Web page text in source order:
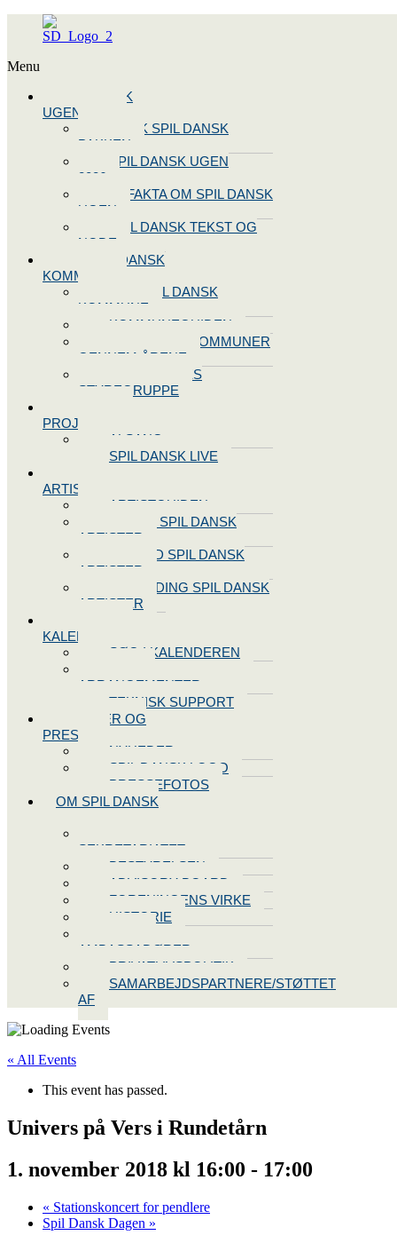
Menu
SPIL DANSK
UGEN 2026
BOOK SPIL DANSK
PAKKEN
SPIL DANSK UGEN
2026
10 FAKTA OM SPIL DANSK
UGEN
SPIL DANSK TEKST OG
NODE
BLIV SPIL DANSK
KOMMUNE
BLIV SPIL DANSK
KOMMUNE
KOMMUNEGUIDEN
SPIL DANSK KOMMUNER
GENNEM ÅRENE
OPRET JERES
STYREGRUPPE
PROJEKTER
ALSANG
SPIL DANSK LIVE
ARTISTER
ARTISTGUIDEN
VORES SPIL DANSK
ARTISTER
LOG IND SPIL DANSK
ARTISTER
TILMELDING SPIL DANSK
ARTISTER
KALENDEREN
SØG I KALENDEREN
ARRANGEMENTER
TEKNISK SUPPORT
NYHEDER OG
PRESSE
NYHEDER
SPIL DANSK LOGO
PRESSEFOTOS
OM SPIL DANSK
SEKRETARIATET
BESTYRELSEN
ADVISORY BOARD
FORENINGENS VIRKE
HISTORIE
AMBASSADØRER
PRIVATLIVSPOLITIK
SAMARBEJDSPARTNERE/STØTTET
AF
« All Events
This event has passed.
Univers på Vers i Rundetårn
1. november 2018 kl 16:00 - 17:00
« Stationskoncert for pendlere
Spil Dansk Dagen »